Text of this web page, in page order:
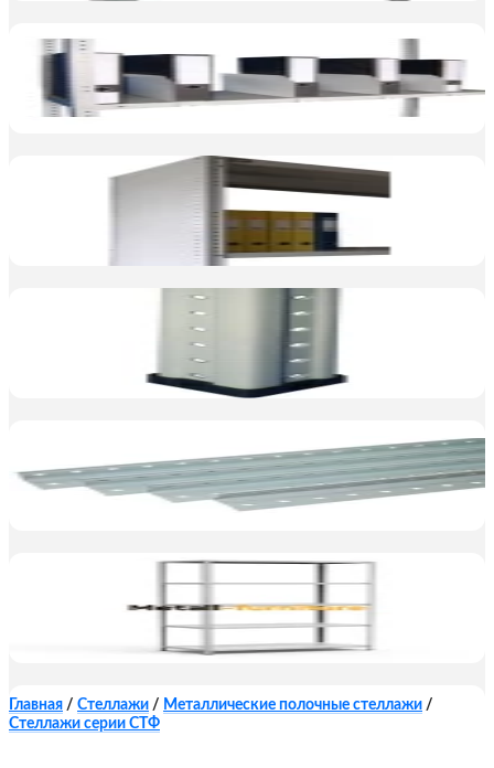
Главная / Стеллажи / Металлические полочные стеллажи /
Стеллажи серии СТФ